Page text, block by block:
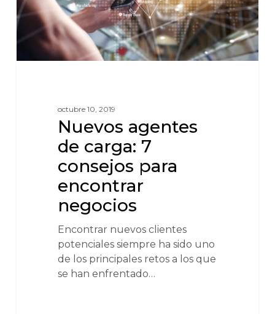
octubre 10, 2019
Nuevos agentes
de carga: 7
consejos para
encontrar
negocios
Encontrar nuevos clientes
potenciales siempre ha sido uno
de los principales retos a los que
se han enfrentado…